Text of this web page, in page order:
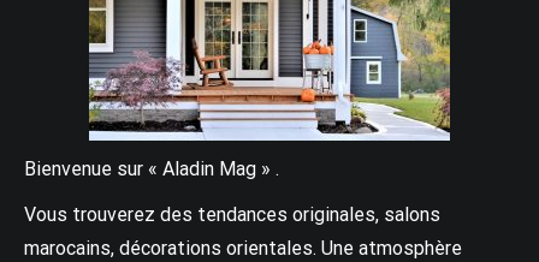
Bienvenue sur « Aladin Mag » .
Vous trouverez des tendances originales, salons
marocains, décorations orientales. Une atmosphère